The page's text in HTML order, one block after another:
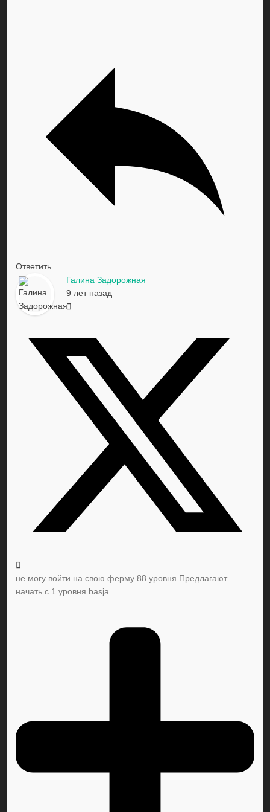
Ответить
Галина Задорожная
9 лет назад
не могу войти на свою ферму 88 уровня.Предлагают
начать с 1 уровня.basja